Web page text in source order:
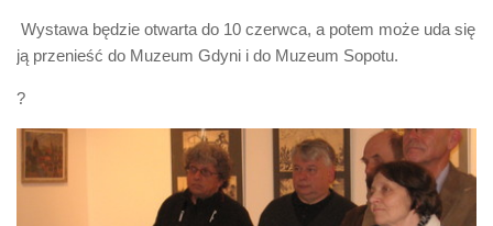
Wystawa będzie otwarta do 10 czerwca, a potem może uda się
ją przenieść do Muzeum Gdyni i do Muzeum Sopotu.
?